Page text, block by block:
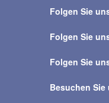
alle
Folgen Sie
Folgen Sie
Folgen Sie
Besuchen